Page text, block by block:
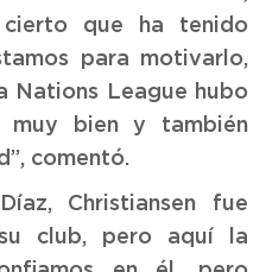
que ha tenido
para motivarlo,
Nations League hubo
bien y también
comentó.
Christiansen fue
club, pero aquí la